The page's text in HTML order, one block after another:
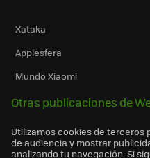
Xataka
Applesfera
Mundo Xiaomi
Otras publicaciones de
Utilizamos cookies de
de audiencia y mostrar
analizando tu navegación. Si